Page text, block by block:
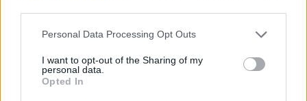
Personal Data Processing Opt Outs
I want to opt-out of the Sharing of my
personal data.
Opted In